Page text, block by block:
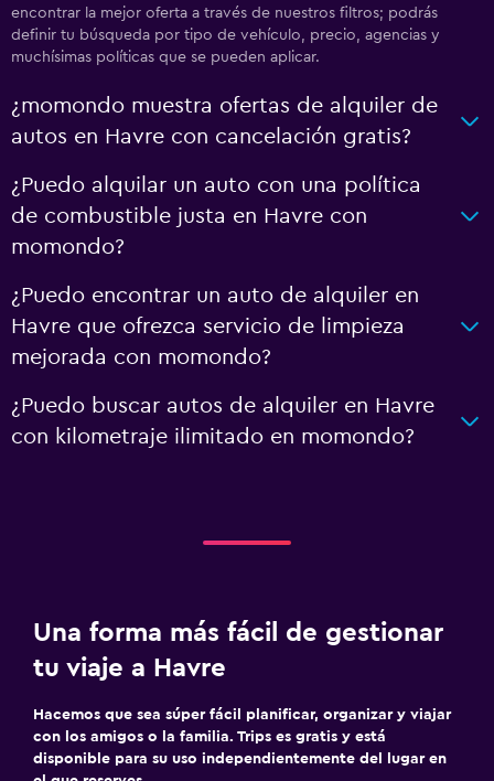
encontrar la mejor oferta a través de nuestros filtros; podrás
definir tu búsqueda por tipo de vehículo, precio, agencias y
muchísimas políticas que se pueden aplicar.
¿momondo muestra ofertas de alquiler de
autos en Havre con cancelación gratis?
¿Puedo alquilar un auto con una política
de combustible justa en Havre con
momondo?
¿Puedo encontrar un auto de alquiler en
Havre que ofrezca servicio de limpieza
mejorada con momondo?
¿Puedo buscar autos de alquiler en Havre
con kilometraje ilimitado en momondo?
Una forma más fácil de gestionar
tu viaje a Havre
Hacemos que sea súper fácil planificar, organizar y viajar
con los amigos o la familia. Trips es gratis y está
disponible para su uso independientemente del lugar en